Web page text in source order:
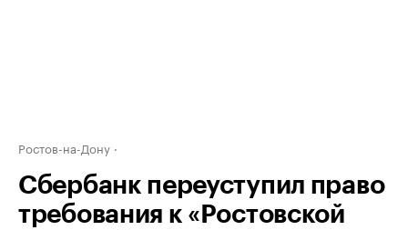
Ростов-на-Дону
Сбербанк переуступил право
требования к «Ростовской